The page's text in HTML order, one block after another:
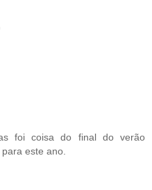
foi coisa do final do verão
este ano.